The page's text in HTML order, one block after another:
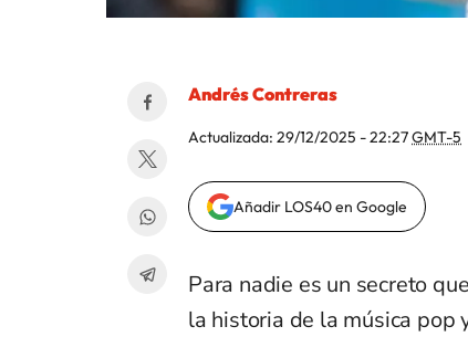
Andrés Contreras
Actualizada: 29/12/2025 - 22:27GMT-5
Añadir LOS40 en Google
Para nadie es un secreto
la historia de la música pop